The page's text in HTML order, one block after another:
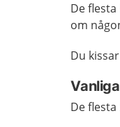
De
om
Du
De